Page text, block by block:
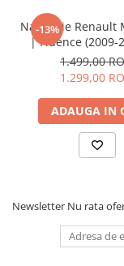
Procesor
-13%
Navigatie Renault
| Fluence (2009-
Android 14, 4 GB
GB ROM, DSP,
ecran 9
Android Auto
1.499,00
1.299,00
ADAUGA IN
Newsletter Nu rata